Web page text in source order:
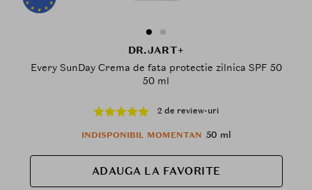
DR.JART+
Every SunDay Crema de fata protectie zilnica SPF 50
50 ml
2 de review-uri
INDISPONIBIL MOMENTAN 50 ml
ADAUGA LA FAVORITE